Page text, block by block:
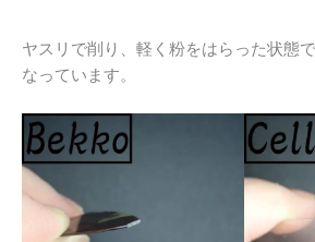
ヤスリで削り、軽く粉をはらった状態
なっています。